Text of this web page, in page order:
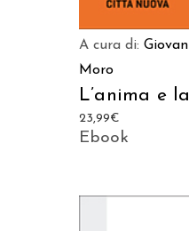
A cura di:
Moro
L’anima e
23,99€
Ebook